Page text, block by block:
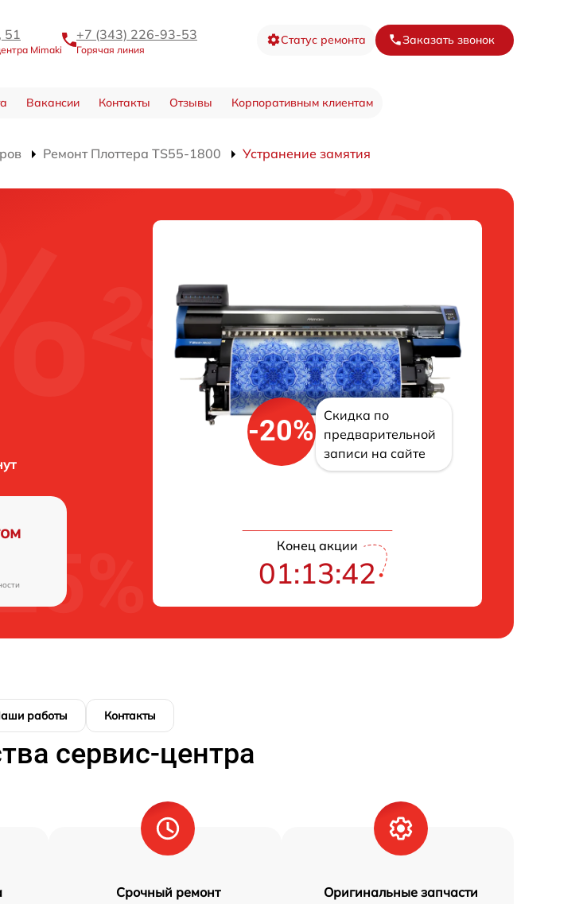
51
Mimaki
+7 (343) 226-93-53
Горячая линия
Статус ремонта Заказать звонок
Вакансии Контакты Отзывы Корпоративным клиентам
Ремонт Плоттера TS55-1800 Устранение замятия
-20%
Скидка по
предварительной
записи на сайте
Конец акции
01:13:41
работы Контакты
сервис-центра
Срочный ремонт Оригинальные запчасти